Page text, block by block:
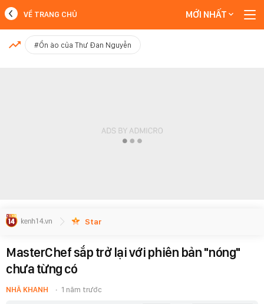
MỚI NHẤT
VỀ TRANG CHỦ MỚI NHẤT
#Ồn ào của Thư Đan Nguyễn
Star
MasterChef sắp trở lại với phiên bản "nóng"
chưa từng có
NHÃ KHANH 1 năm trước